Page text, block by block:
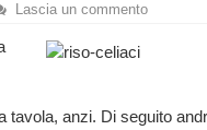
Lascia un commento
anzi. Di seguito